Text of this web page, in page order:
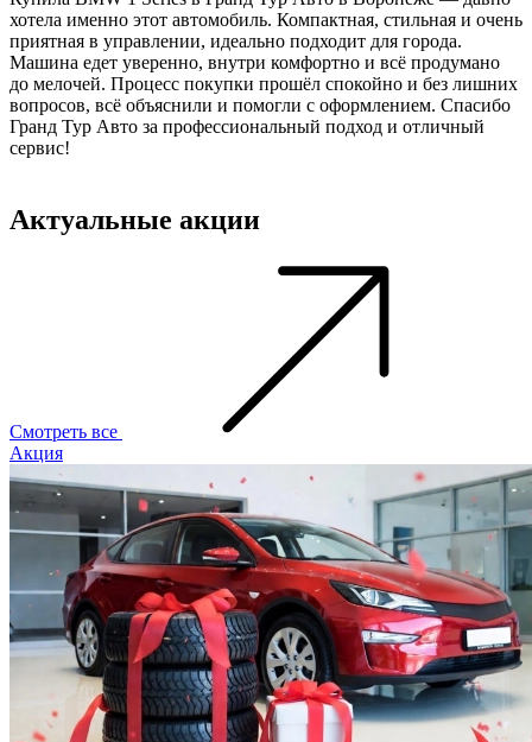
хотела именно этот автомобиль. Компактная, стильная и очень
приятная в управлении, идеально подходит для города.
Машина едет уверенно, внутри комфортно и всё продумано
до мелочей. Процесс покупки прошёл спокойно и без лишних
вопросов, всё объяснили и помогли с оформлением. Спасибо
Гранд Тур Авто за профессиональный подход и отличный
сервис!
Актуальные акции
Смотреть все
Акция